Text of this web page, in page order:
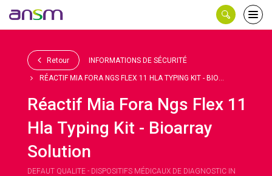
le
Retour INFORMATIONS DE SÉCURITÉ
RÉACTIF MIA FORA NGS FLEX 11 HLA TYPING KIT - BIO...
Réactif Mia Fora Ngs Flex 11
Hla Typing Kit - Bioarray
Solution
DEFAUT QUALITE - DISPOSITIFS MÉDICAUX DE DIAGNOSTIC IN